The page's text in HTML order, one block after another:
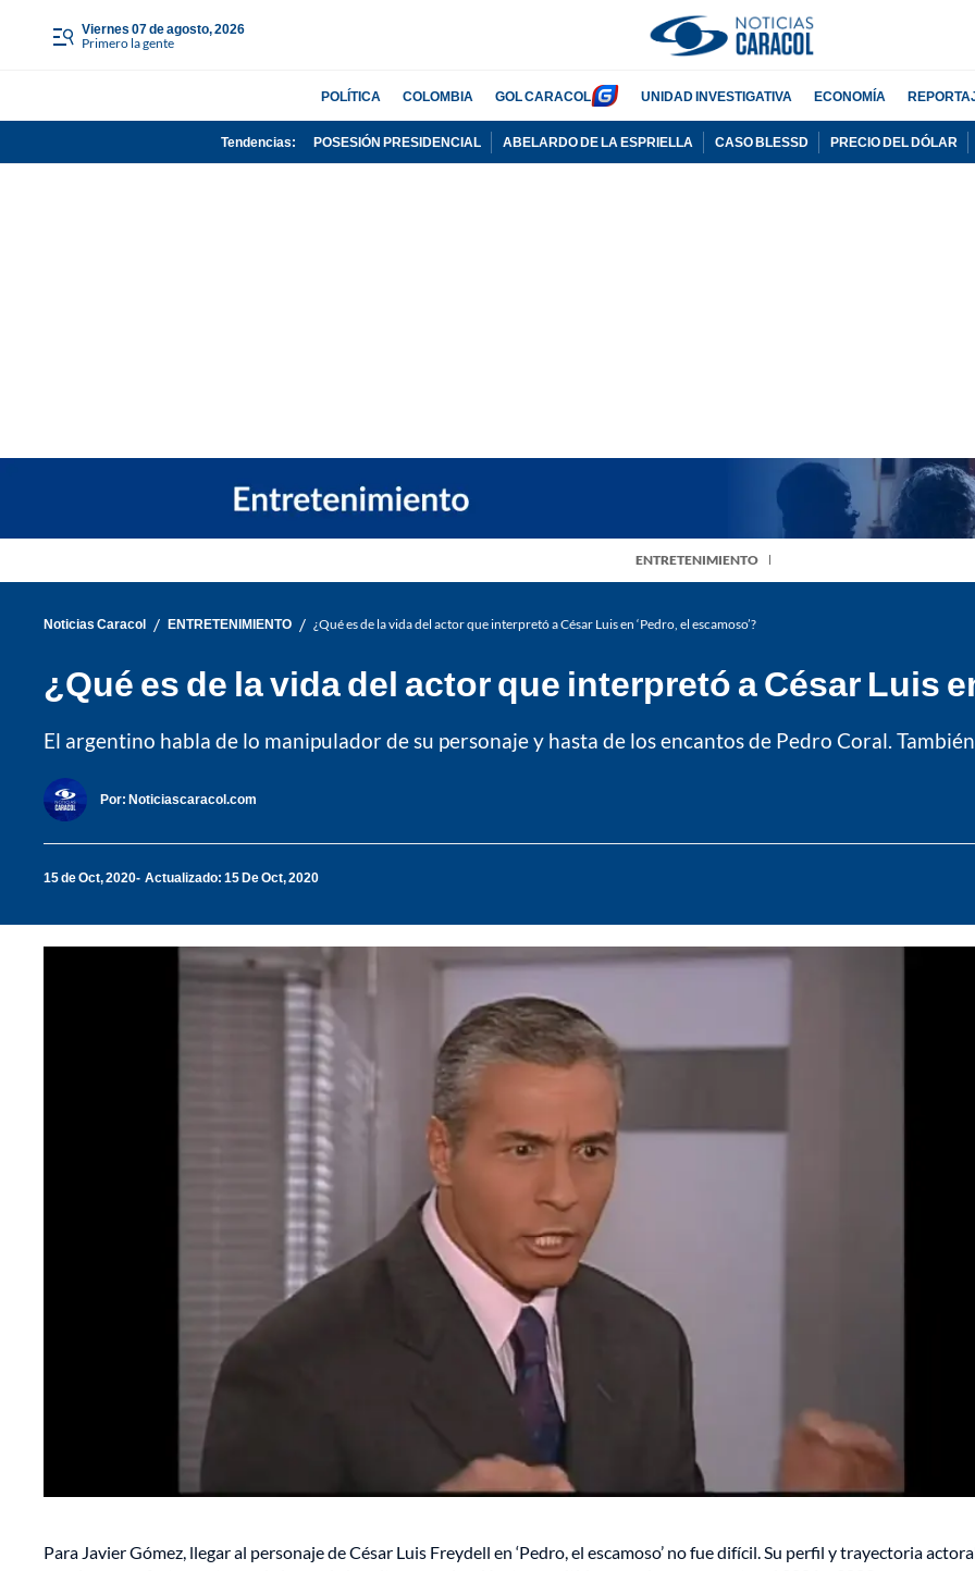
viernes 07 de agosto, 2026
Primero la gente
POLÍTICA COLOMBIA GOL CARACOL UNIDAD INVESTIGATIVA ECONOMÍA
Tendencias: POSESIÓN PRESIDENCIAL ABELARDO DE LA ESPRIELLA CASO BLESSD PRECIO DEL DÓLAR
ENTRETENIMIENTO
Noticias Caracol / ENTRETENIMIENTO / ¿Qué es de la vida del actor que interpretó a César Luis en ‘Pedro, el escamoso’?
¿Qué es de la vida del actor que interpretó a César Luis
El argentino habla de lo manipulador de su personaje y hasta de los encantos de Pedro Coral.
Por: Noticiascaracol.com
15 de Oct, 2020 Actualizado: 15 De Oct, 2020
Para Javier Gómez, llegar al personaje de César Luis Freydell en ‘Pedro, el escamoso’ no fue difícil. Su perfil y trayectoria